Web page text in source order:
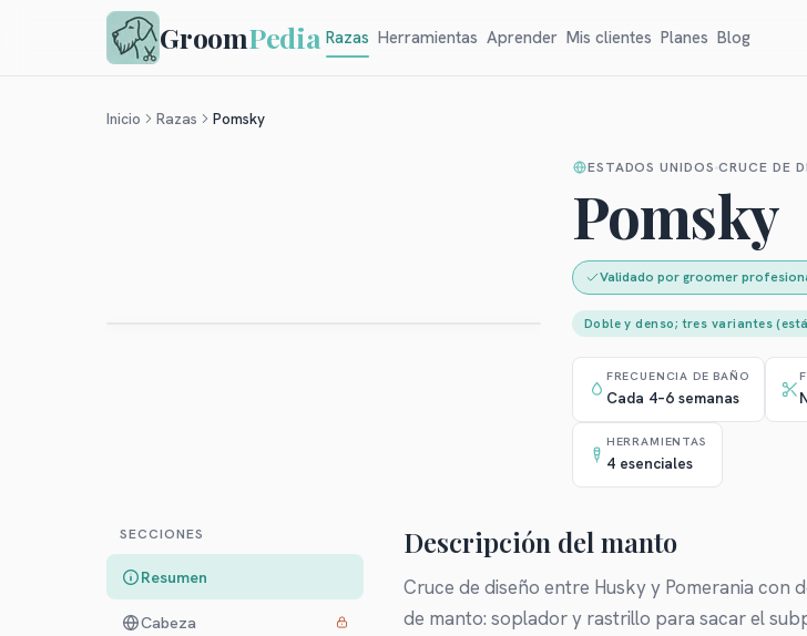
GroomPedia Razas Herramientas Aprender Mis clientes Planes Blog
Inicio Razas Pomsky
ESTADOS UNIDOS CRUCE DE
Pomsky
Validado por groomer
Doble y denso; tres variantes
FRECUENCIA DE BAÑO
Cada 4–6 semanas
HERRAMIENTAS
4 esenciales
SECCIONES
Resumen
Cabeza
Descripción del manto
Cruce de diseño entre Husky y Pomerania con
de manto: soplador y rastrillo para sacar el